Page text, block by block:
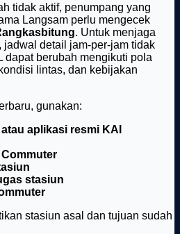
tidak aktif, penumpang yang
Langsam perlu mengecek
. Untuk menjaga
jadwal detail jam-per-jam tidak
dapat berubah mengikuti pola
lintas, dan kebijakan
gunakan:
aplikasi resmi KAI
stasiun
stasiun asal dan tujuan sudah